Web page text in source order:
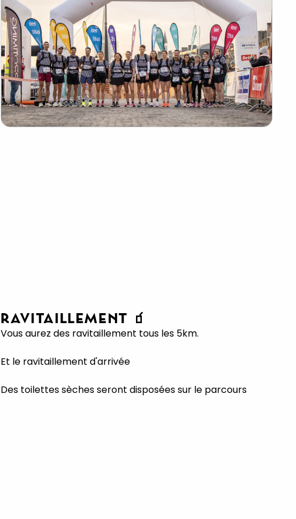
RAVITAILLEMENT 🧃
Vous aurez des ravitaillement tous les 5km.
Et le ravitaillement d'arrivée
Des toilettes sèches seront disposées sur le parcours